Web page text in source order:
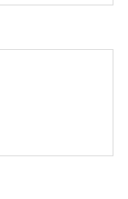
ク
る?
法